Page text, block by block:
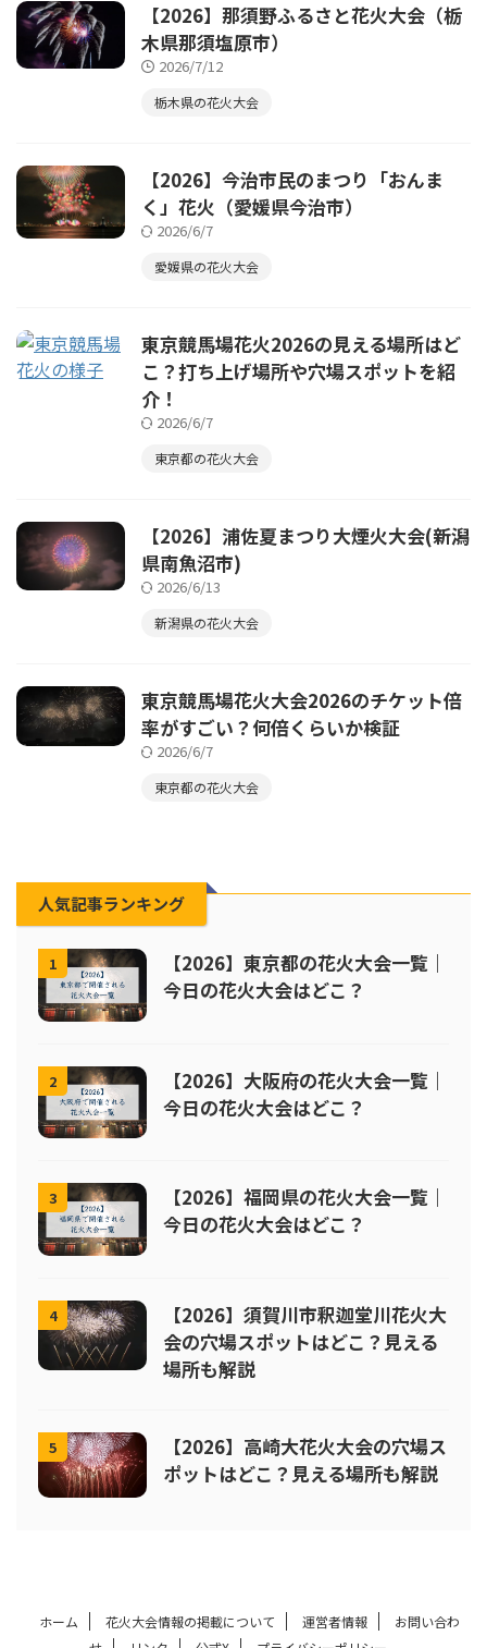
【2026】那須野ふるさと花火大会（栃
木県那須塩原市）
2026/7/12
栃木県の花火大会
【2026】今治市民のまつり「おんま
く」花火（愛媛県今治市）
2026/6/7
愛媛県の花火大会
東京競馬場花火2026の見える場所はど
こ？打ち上げ場所や穴場スポットを紹
介！
2026/6/7
東京都の花火大会
【2026】浦佐夏まつり大煙火大会(新潟
県南魚沼市)
2026/6/13
新潟県の花火大会
東京競馬場花火大会2026のチケット倍
率がすごい？何倍くらいか検証
2026/6/7
東京都の花火大会
人気記事ランキング
1
【2026】東京都の花火大会一覧｜
今日の花火大会はどこ？
2
【2026】大阪府の花火大会一覧｜
今日の花火大会はどこ？
3
【2026】福岡県の花火大会一覧｜
今日の花火大会はどこ？
4
【2026】須賀川市釈迦堂川花火大
会の穴場スポットはどこ？見える
場所も解説
5
【2026】高崎大花火大会の穴場ス
ポットはどこ？見える場所も解説
ホーム 花火大会情報の掲載について 運営者情報
お問い合わ